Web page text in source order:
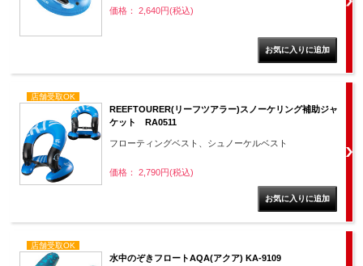
価格： 2,640円(税込)
店舗受取OK
REEFTOURER(リーフツアラー)スノーケリング補助ジャ
ケット RA0511
フローティングベスト、シュノーケルベスト
価格： 2,790円(税込)
店舗受取OK
水中のぞきフロートAQA(アクア) KA-9109